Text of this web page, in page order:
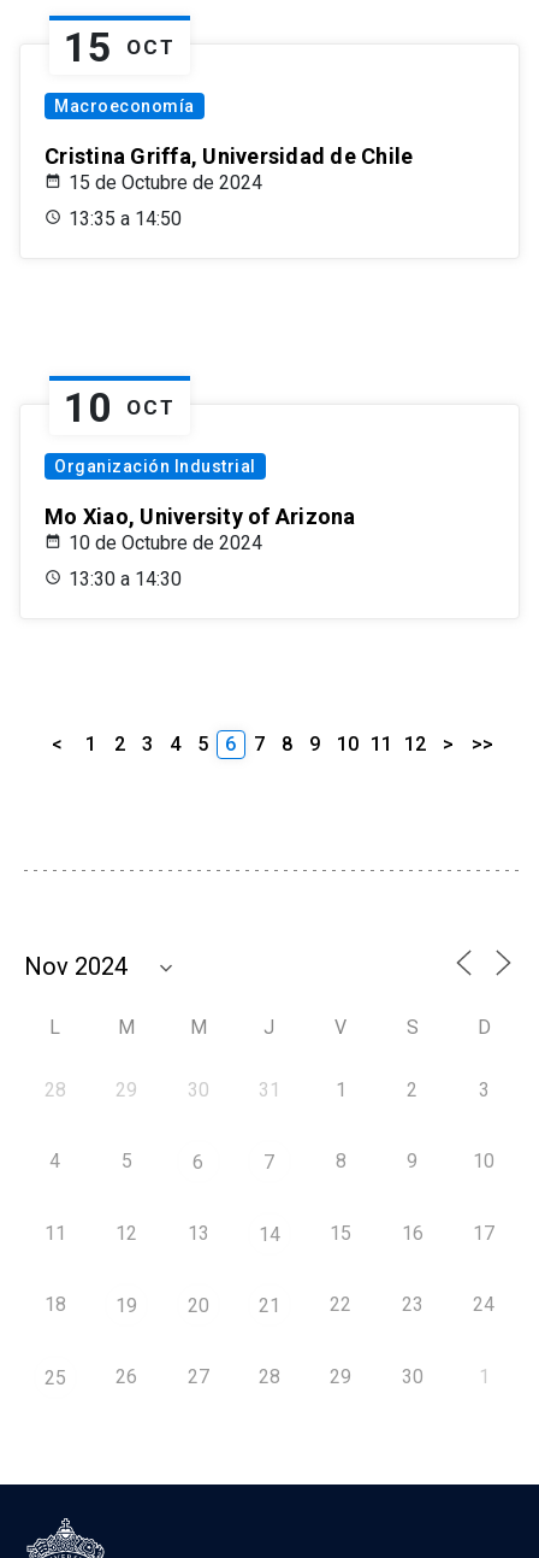
15 OCT
Macroeconomía
Cristina Griffa, Universidad de Chile
15 de Octubre de 2024
13:35 a 14:50
10 OCT
Organización Industrial
Mo Xiao, University of Arizona
10 de Octubre de 2024
13:30 a 14:30
< 1 2 3 4 5 6 7 8 9 10 11 12 > >>
L M M J V S D
28 29 30 31 1 2 3
4 5 6 7 8 9 10
11 12 13 14 15 16 17
18 19 20 21 22 23 24
25 26 27 28 29 30 1